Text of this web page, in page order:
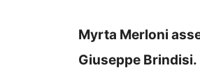
Myrta Merloni
Giuseppe Brindisi.